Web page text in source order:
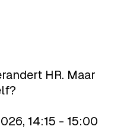
HR. Maar
14:15 - 15:00